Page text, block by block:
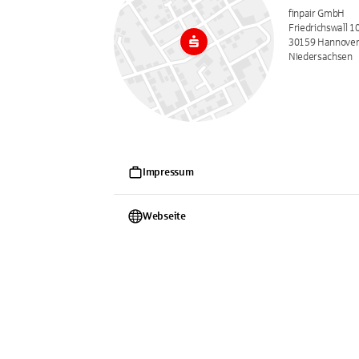
finpair GmbH
Friedrichswall
30159 Hannover
Niedersachsen
Impressum
Webseite